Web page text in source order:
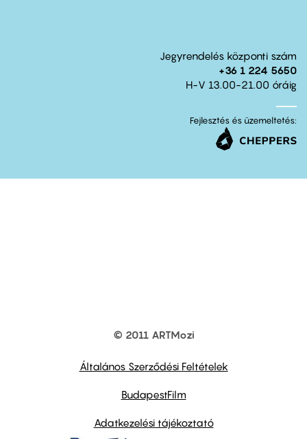
Jegyrendelés központi szám
+36 1 224 5650
H-V 13.00-21.00 óráig
Fejlesztés és üzemeltetés:
© 2011 ARTMozi
Általános Szerződési Feltételek
BudapestFilm
Adatkezelési tájékoztató